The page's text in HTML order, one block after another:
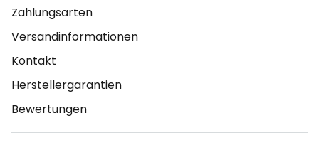
Zahlungsarten
Versandinformationen
Kontakt
Herstellergarantien
Bewertungen